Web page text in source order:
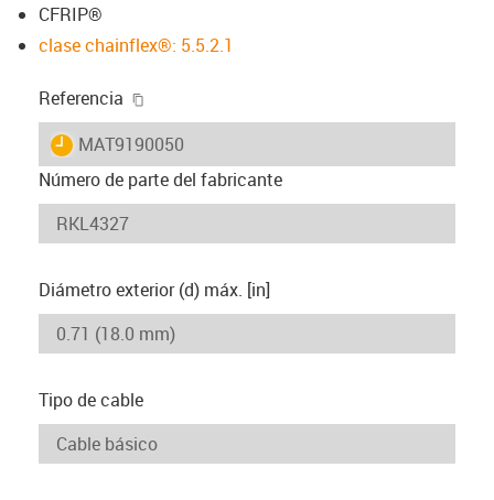
CFRIP®
clase chainflex®: 5.5.2.1
Referencia
igus-icon-lieferzeit
MAT9190050
Número de parte del fabricante
Diámetro exterior (d) máx. [in]
Tipo de cable